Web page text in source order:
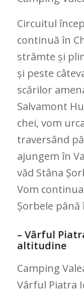
Circuitul
continuă în
strâmte și
și peste
scărilor
Salvamont
chei, vom
traversând
ajungem în
văd Stâna
Vom
Șorbele până
– Vârful
altitudine
Camping
Vârful Piatra